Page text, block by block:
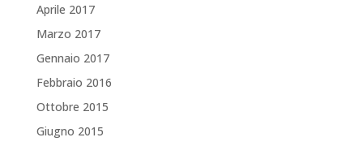
Aprile 2017
Marzo 2017
Gennaio 2017
Febbraio 2016
Ottobre 2015
Giugno 2015